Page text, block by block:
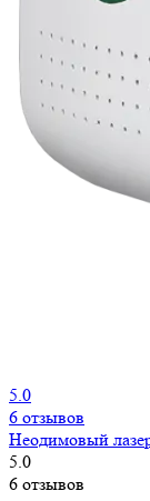
5.0
6 отзывов
Неодимовый
5.0
6 отзывов